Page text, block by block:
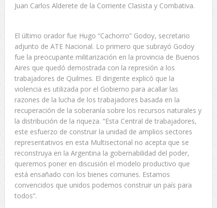
Juan Carlos Alderete de la Corriente Clasista y Combativa.
El último orador fue Hugo “Cachorro” Godoy, secretario
adjunto de ATE Nacional. Lo primero que subrayó Godoy
fue la preocupante militarización en la provincia de Buenos
Aires que quedó demostrada con la represión a los
trabajadores de Quilmes. El dirigente explicó que la
violencia es utilizada por el Gobierno para acallar las
razones de la lucha de los trabajadores basada en la
recuperación de la soberanía sobre los recursos naturales y
la distribución de la riqueza. “Esta Central de trabajadores,
este esfuerzo de construir la unidad de amplios sectores
representativos en esta Multisectorial no acepta que se
reconstruya en la Argentina la gobernabilidad del poder,
queremos poner en discusión el modelo productivo que
está ensañado con los bienes comunes. Estamos
convencidos que unidos podemos construir un país para
todos”.